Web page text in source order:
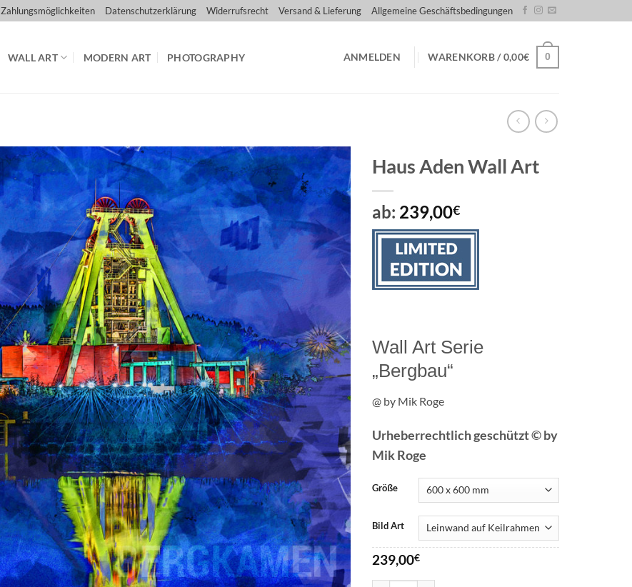
Zahlungsmöglichkeiten Datenschutzerklärung Widerrufsrecht Versand & Lieferung Allgemeine Geschäftsbedingungen
WALL ART MODERN ART PHOTOGRAPHY ANMELDEN WARENKORB /0,00€ 0
Haus Aden Wall Art
ab: 239,00€
Wall Art Serie
„Bergbau“
@ by Mik Roge
Urheberrechtlich geschützt © by
Mik Roge
Größe
Bild Art
239,00€